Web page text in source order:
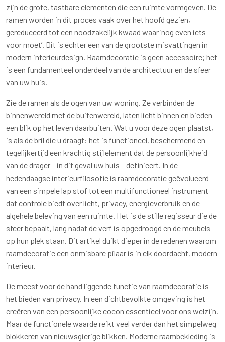
zijn de grote, tastbare elementen die een ruimte vormgeven. De
ramen worden in dit proces vaak over het hoofd gezien,
gereduceerd tot een noodzakelijk kwaad waar ‘nog even iets
voor moet’. Dit is echter een van de grootste misvattingen in
modern interieurdesign. Raamdecoratie is geen accessoire; het
is een fundamenteel onderdeel van de architectuur en de sfeer
van uw huis.
Zie de ramen als de ogen van uw woning. Ze verbinden de
binnenwereld met de buitenwereld, laten licht binnen en bieden
een blik op het leven daarbuiten. Wat u voor deze ogen plaatst,
is als de bril die u draagt: het is functioneel, beschermend en
tegelijkertijd een krachtig stijlelement dat de persoonlijkheid
van de drager – in dit geval uw huis – definieert. In de
hedendaagse interieurfilosofie is raamdecoratie geëvolueerd
van een simpele lap stof tot een multifunctioneel instrument
dat controle biedt over licht, privacy, energieverbruik en de
algehele beleving van een ruimte. Het is de stille regisseur die de
sfeer bepaalt, lang nadat de verf is opgedroogd en de meubels
op hun plek staan. Dit artikel duikt dieper in de redenen waarom
raamdecoratie een onmisbare pilaar is in elk doordacht, modern
interieur.
De meest voor de hand liggende functie van raamdecoratie is
het bieden van privacy. In een dichtbevolkte omgeving is het
creëren van een persoonlijke cocon essentieel voor ons welzijn.
Maar de functionele waarde reikt veel verder dan het simpelweg
blokkeren van nieuwsgierige blikken. Moderne raambekleding is